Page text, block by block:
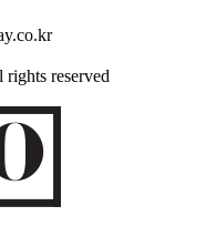
rights reserved